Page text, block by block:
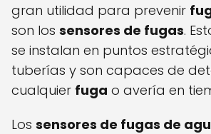
gran utilidad para prevenir
son los sensores de fugas.
se instalan en puntos
tuberías y son capaces de
cualquier fuga o avería en
Los sensores de fugas de